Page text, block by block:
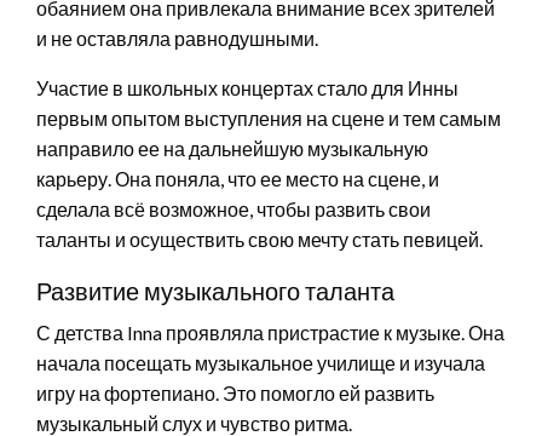
обаянием она привлекала внимание всех зрителей
и не оставляла равнодушными.
Участие в школьных концертах стало для Инны
первым опытом выступления на сцене и тем самым
направило ее на дальнейшую музыкальную
карьеру. Она поняла, что ее место на сцене, и
сделала всё возможное, чтобы развить свои
таланты и осуществить свою мечту стать певицей.
Развитие музыкального таланта
С детства Inna проявляла пристрастие к музыке. Она
начала посещать музыкальное училище и изучала
игру на фортепиано. Это помогло ей развить
музыкальный слух и чувство ритма.